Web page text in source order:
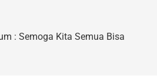
: Semoga Kita Semua Bisa